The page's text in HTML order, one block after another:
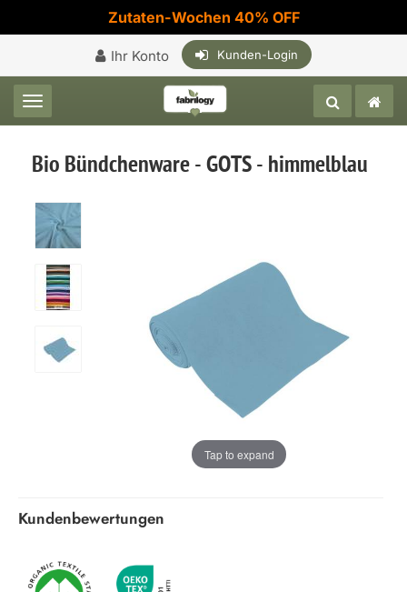
Zutaten-Wochen 40% OFF
Ihr Konto Kunden-Login
Toggle navigation
Bio Bündchenware - GOTS - himmelblau
Tap to expand
Kundenbewertungen